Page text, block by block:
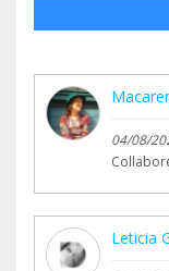
04/08/
Leticia